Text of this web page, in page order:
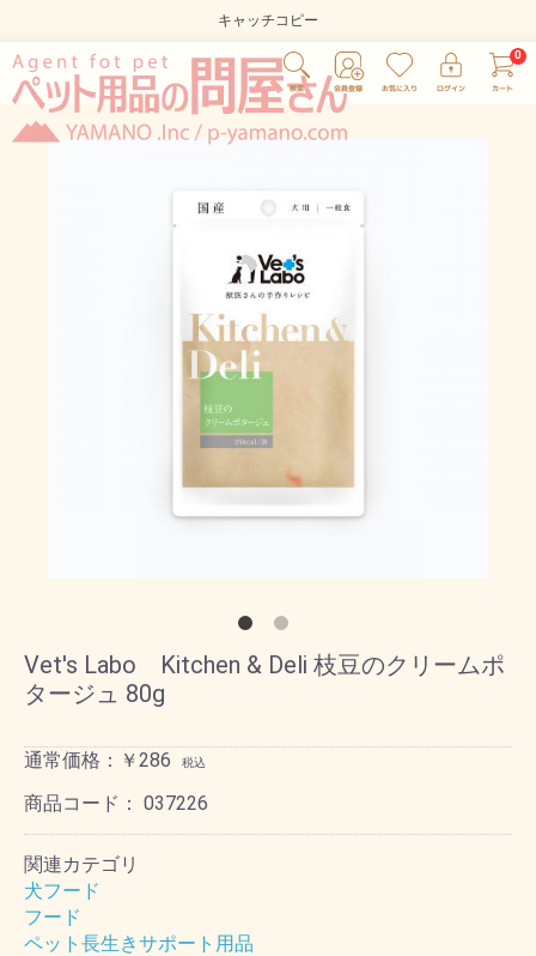
キャッチコピー
Vet's Labo Kitchen & Deli 枝豆のクリームポ
タージュ 80g
通常価格：￥286 税込
商品コード： 037226
関連カテゴリ
犬フード
フード
ペット長生きサポート用品